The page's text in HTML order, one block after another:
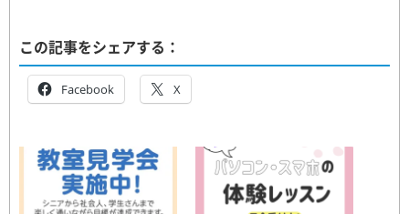
この記事をシェアする：
Facebook X